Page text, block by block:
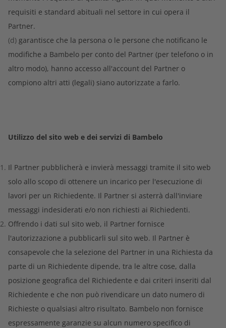
requisiti e standard abituali nel settore in cui opera il
Partner.
(d) garantisce che la persona o le persone che notificano le
modifiche a Bambelo per conto del Partner (per telefono o in
altro modo), hanno accesso all'account del Partner o
compiono altri atti (legali) siano autorizzate a farlo.
Utilizzo del sito web e dei servizi di Bambelo
Il Partner pubblicherà e invierà messaggi tramite il sito web
solo allo scopo di ottenere un incarico per l'esecuzione di
lavori per un Richiedente. Il Partner si asterrà dall'inviare
messaggi indesiderati e/o non richiesti ai Richiedenti.
Offrendo i dati sul sito web, il Partner fornisce
l'autorizzazione a pubblicarli sul sito web. Il Partner è
consapevole che la selezione del Partner in una Richiesta da
parte di un Richiedente dipende, tra le altre cose, dalla
posizione geografica del Richiedente e dai criteri inseriti dal
Richiedente e che non può rivendicare un dato numero di
Richieste o qualsiasi altro risultato. Bambelo non fornisce
espressamente garanzie su alcun numero specifico di